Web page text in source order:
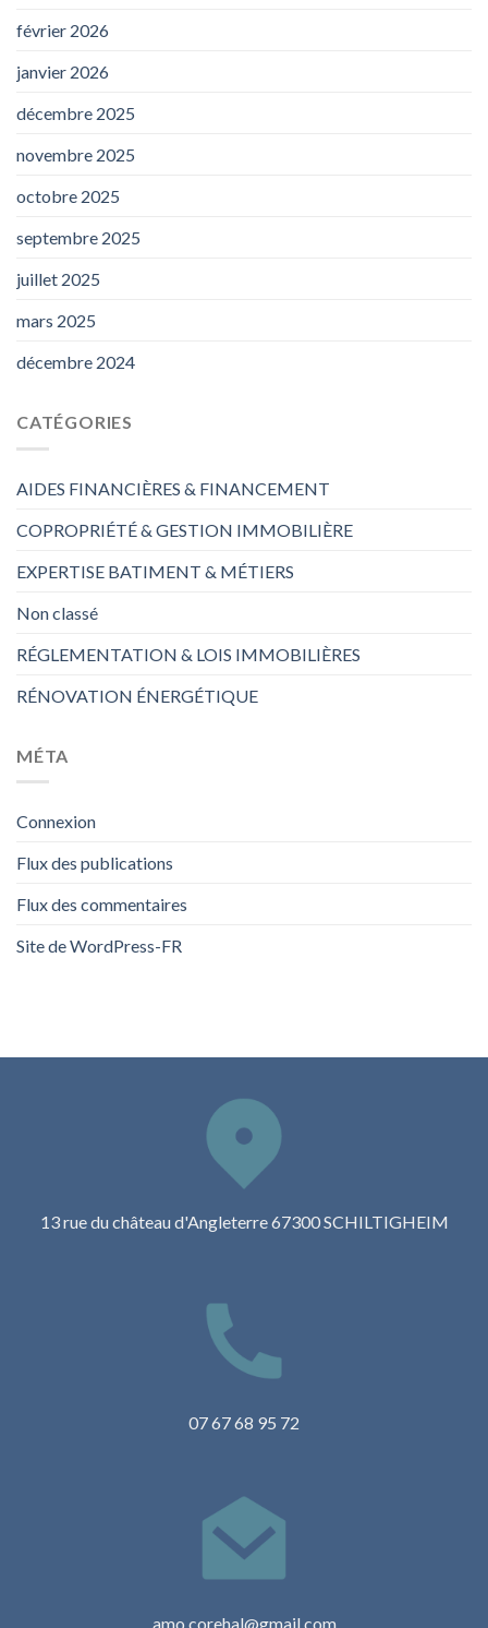
février 2026
janvier 2026
décembre 2025
novembre 2025
octobre 2025
septembre 2025
juillet 2025
mars 2025
décembre 2024
CATÉGORIES
AIDES FINANCIÈRES & FINANCEMENT
COPROPRIÉTÉ & GESTION IMMOBILIÈRE
EXPERTISE BATIMENT & MÉTIERS
Non classé
RÉGLEMENTATION & LOIS IMMOBILIÈRES
RÉNOVATION ÉNERGÉTIQUE
MÉTA
Connexion
Flux des publications
Flux des commentaires
Site de WordPress-FR
13 rue du château d'Angleterre 67300 SCHILTIGHEIM
07 67 68 95 72
amo.corehal@gmail.com